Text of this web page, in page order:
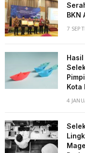
BKN
7
Kota
4